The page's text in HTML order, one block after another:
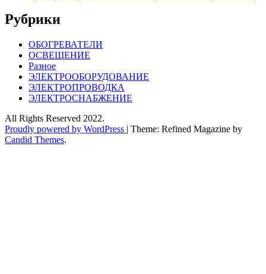
Рубрики
ОБОГРЕВАТЕЛИ
ОСВЕЩЕНИЕ
Разное
ЭЛЕКТРООБОРУДОВАНИЕ
ЭЛЕКТРОПРОВОДКА
ЭЛЕКТРОСНАБЖЕНИЕ
All Rights Reserved 2022.
Proudly powered by WordPress | Theme: Refined Magazine by
Candid Themes.